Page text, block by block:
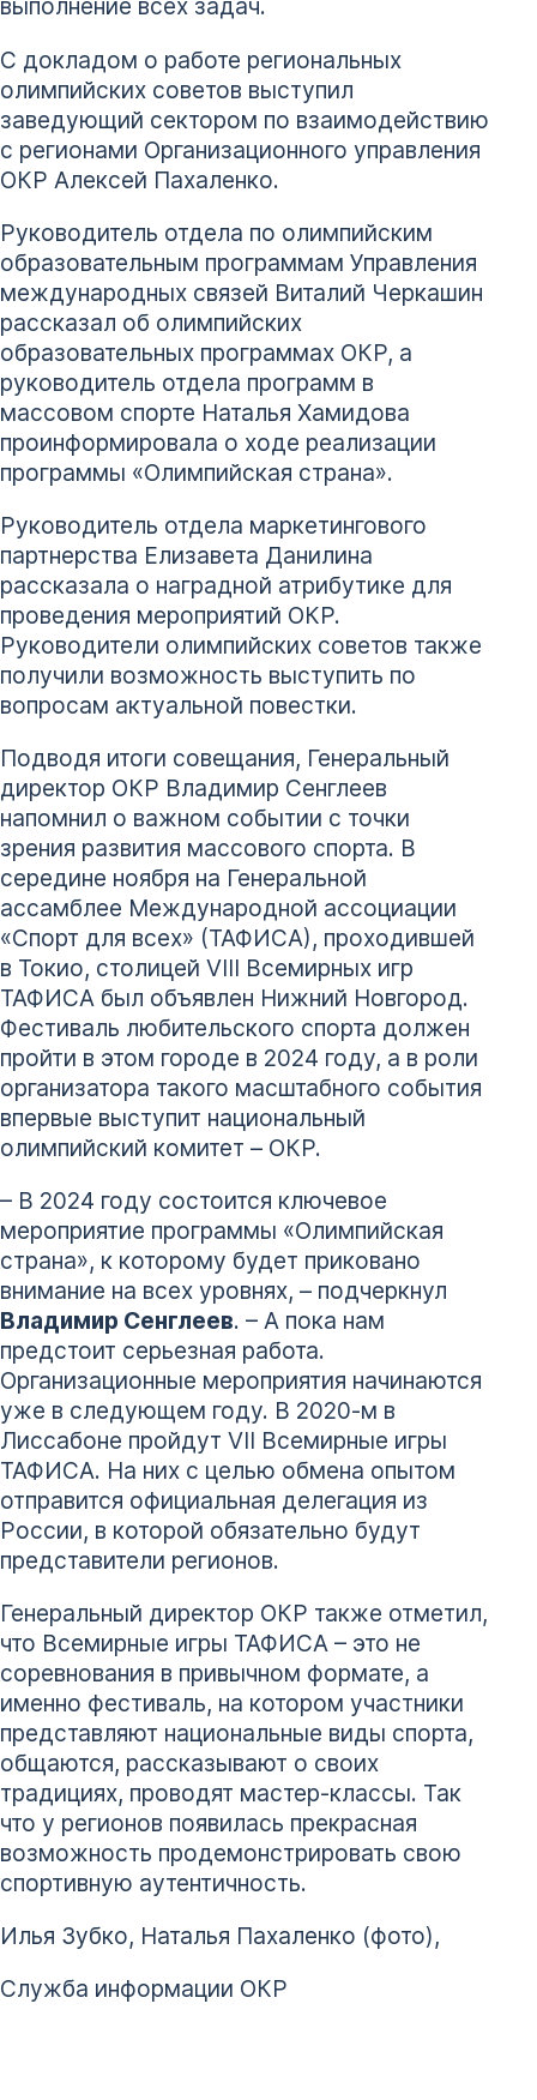
выполнение всех задач.
С докладом о работе региональных
олимпийских советов выступил
заведующий сектором по взаимодействию
с регионами Организационного управления
ОКР Алексей Пахаленко.
Руководитель отдела по олимпийским
образовательным программам Управления
международных связей Виталий Черкашин
рассказал об олимпийских
образовательных программах ОКР, а
руководитель отдела программ в
массовом спорте Наталья Хамидова
проинформировала о ходе реализации
программы «Олимпийская страна».
Руководитель отдела маркетингового
партнерства Елизавета Данилина
рассказала о наградной атрибутике для
проведения мероприятий ОКР.
Руководители олимпийских советов также
получили возможность выступить по
вопросам актуальной повестки.
Подводя итоги совещания, Генеральный
директор ОКР Владимир Сенглеев
напомнил о важном событии с точки
зрения развития массового спорта. В
середине ноября на Генеральной
ассамблее Международной ассоциации
«Спорт для всех» (ТАФИСА), проходившей
в Токио, столицей VIII Всемирных игр
ТАФИСА был объявлен Нижний Новгород.
Фестиваль любительского спорта должен
пройти в этом городе в 2024 году, а в роли
организатора такого масштабного события
впервые выступит национальный
олимпийский комитет – ОКР.
– В 2024 году состоится ключевое
мероприятие программы «Олимпийская
страна», к которому будет приковано
внимание на всех уровнях, – подчеркнул
Владимир Сенглеев. – А пока нам
предстоит серьезная работа.
Организационные мероприятия начинаются
уже в следующем году. В 2020-м в
Лиссабоне пройдут VII Всемирные игры
ТАФИСА. На них с целью обмена опытом
отправится официальная делегация из
России, в которой обязательно будут
представители регионов.
Генеральный директор ОКР также отметил,
что Всемирные игры ТАФИСА – это не
соревнования в привычном формате, а
именно фестиваль, на котором участники
представляют национальные виды спорта,
общаются, рассказывают о своих
традициях, проводят мастер-классы. Так
что у регионов появилась прекрасная
возможность продемонстрировать свою
спортивную аутентичность.
Илья Зубко, Наталья Пахаленко (фото),
Служба информации ОКР